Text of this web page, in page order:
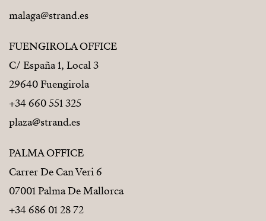
malaga@strand.es
FUENGIROLA OFFICE
C/ España 1, Local 3
29640 Fuengirola
+34 660 551 325
plaza@strand.es
PALMA OFFICE
Carrer De Can Veri 6
07001 Palma De Mallorca
+34 686 01 28 72